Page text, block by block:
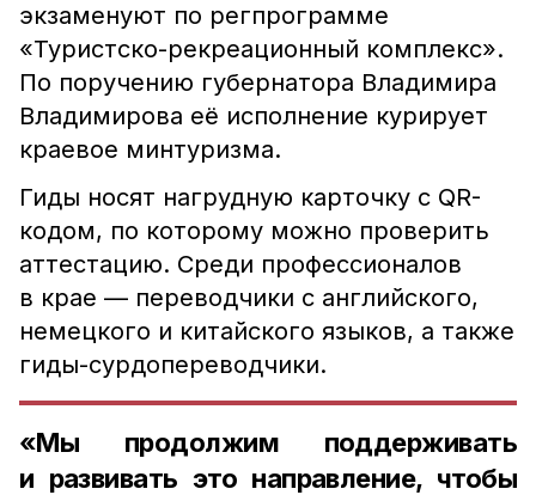
экзаменуют по регпрограмме
«Туристско-рекреационный комплекс».
По поручению губернатора Владимира
Владимирова её исполнение курирует
краевое минтуризма.
Гиды носят нагрудную карточку с QR-
кодом, по которому можно проверить
аттестацию. Среди профессионалов
в крае — переводчики с английского,
немецкого и китайского языков, а также
гиды-сурдопереводчики.
«Мы продолжим поддерживать
и развивать это направление, чтобы